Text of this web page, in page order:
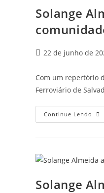
Solange
22 de junho de
Com um repertório
Ferroviário de
Continue Lendo
Solange